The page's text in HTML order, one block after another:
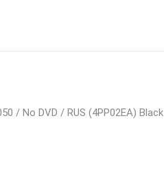
/ No DVD / RUS (4PP02EA) Black